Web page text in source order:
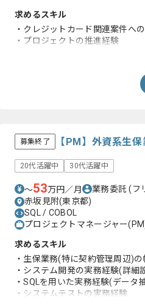
求めるスキル
・クレジットカード関連案件へ
・プロジェクトの推進経験
募集終了 【PM】外資系生
20代活躍中 30代活躍中
〜53万円／月 業務委託(フ
赤坂見附(東京都)
SQL / COBOL
プロジェクトマネージャー
求めるスキル
・生保業務(特に契約管理周辺)
・システム開発の実務経験(詳
・SQLを用いた実務経験(データ
・システムテストの実務経験